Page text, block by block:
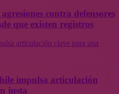
contra defensores
que existen registros
articulación clave para una
impulsa articulación
justa